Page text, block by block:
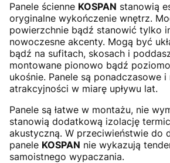
Panele ścienne KOSPAN stanowią
oryginalne wykończenie wnętrz.
powierzchnie bądź stanowić tylko
nowoczesne akcenty. Mogą być
bądź na sufitach, skosach i
montowane pionowo bądź
ukośnie. Panele są ponadczasowe i
atrakcyjności w miarę upływu lat.
Panele są łatwe w montażu, nie
stanowią dodatkową izolację
akustyczną. W przeciwieństwie do
panele KOSPAN nie wykazują
samoistnego wypaczania.